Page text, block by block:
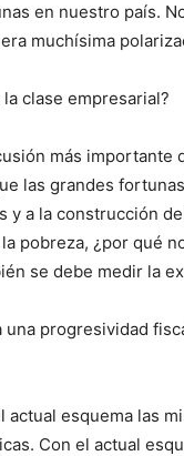
en nuestro país.
muchísima
clase empresarial?
más importante
las grandes
y a la construcción
pobreza, ¿por qué
se debe medir la
progresividad
esquema las
Con el actual